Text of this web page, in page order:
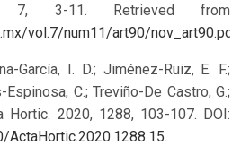
7, 3-11. Retrieved from
vol.7/num11/art90/nov_art90.pdf
García, I. D.; Jiménez-Ruiz, E. F.;
C.; Treviño-De Castro, G.;
Hortic. 2020, 1288, 103-107. DOI:
.